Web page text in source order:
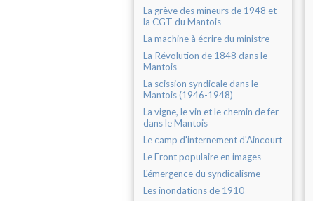
La grève des mineurs de 1948 et
la CGT du Mantois
La machine à écrire du ministre
La Révolution de 1848 dans le
Mantois
La scission syndicale dans le
Mantois (1946-1948)
La vigne, le vin et le chemin de fer
dans le Mantois
Le camp d'internement d'Aincourt
Le Front populaire en images
L'émergence du syndicalisme
Les inondations de 1910